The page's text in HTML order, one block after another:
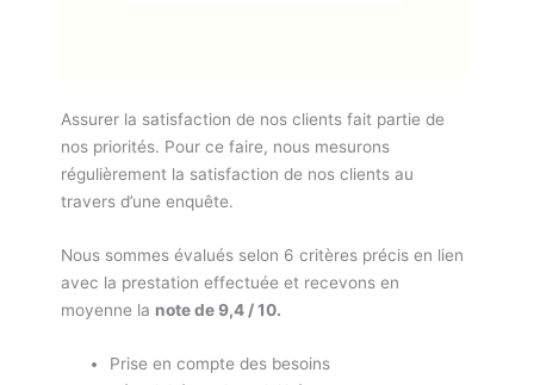
Assurer la satisfaction de nos clients fait partie de
nos priorités. Pour ce faire, nous mesurons
régulièrement la satisfaction de nos clients au
travers d’une enquête.
Nous sommes évalués selon 6 critères précis en lien
avec la prestation effectuée et recevons en
moyenne la note de 9,4 / 10.
Prise en compte des besoins